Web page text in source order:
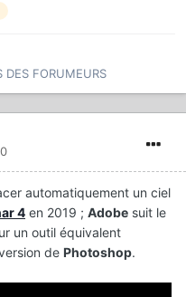
DES FORUMEURS
automatiquement un ciel
4 en 2019 ; Adobe suit le
un outil équivalent
de Photoshop.